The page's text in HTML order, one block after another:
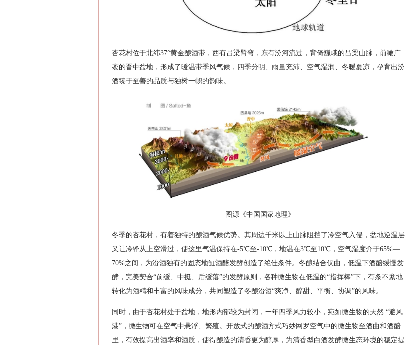
杏花村位于北纬37°黄金酿酒带，西有吕梁臂弯，东有汾河流过，背倚巍峨的吕梁山脉，前瞰广
袤的晋中盆地，形成了暖温带季风气候，四季分明、雨量充沛、空气湿润、冬暖夏凉，孕育出汾
酒臻于至善的品质与独树一帜的韵味。
图源《中国国家地理》
冬季的杏花村，有着独特的酿酒气候优势。其周边千米以上山脉阻挡了冷空气入侵，盆地逆温层
又让冷锋从上空滑过，使这里气温保持在-5℃至-10℃，地温在3℃至10℃，空气湿度介于65%—
70%之间，为汾酒独有的固态地缸酒醅发酵创造了绝佳条件。冬酿结合伏曲，低温下酒醅缓慢发
酵，完美契合“前缓、中挺、后缓落”的发酵原则，各种微生物在低温的“指挥棒”下，有条不紊地
转化为酒精和丰富的风味成分，共同塑造了冬酿汾酒“爽净、醇甜、平衡、协调”的风味。
同时，由于杏花村处于盆地，地形内部较为封闭，一年四季风力较小，宛如微生物的天然 “避风
港”，微生物可在空气中悬浮、繁殖。开放式的酿酒方式巧妙网罗空气中的微生物至酒曲和酒醅
里，有效提高出酒率和酒质，使得酿造的清香更为醇厚，为清香型白酒发酵微生态环境的稳定提